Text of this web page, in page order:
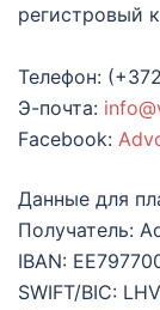
регистровый
Телефон:
Э-почта:
Facebook:
Данные для
Получатель:
IBAN:
SWIFT/BIC: